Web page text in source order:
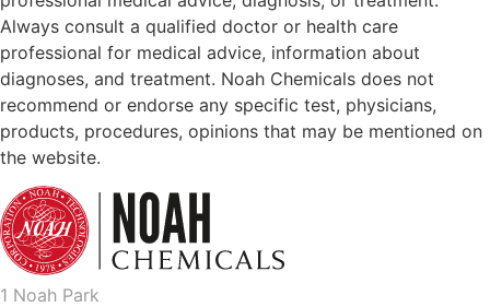
Always consult a qualified doctor or health care
professional for medical advice, information about
diagnoses, and treatment. Noah Chemicals does not
recommend or endorse any specific test, physicians,
products, procedures, opinions that may be mentioned on
the website.
1 Noah Park